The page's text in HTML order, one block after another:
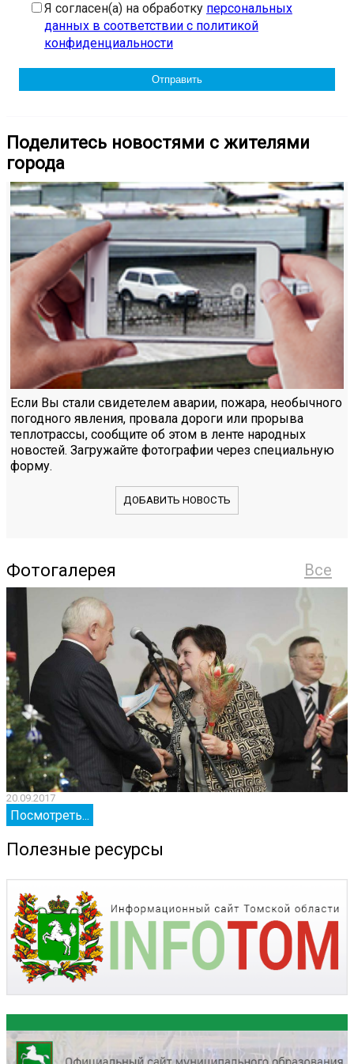
Я согласен(а) на обработку персональных
данных в соответствии с политикой
конфиденциальности
Поделитесь новостями с жителями
города
Если Вы стали свидетелем аварии, пожара, необычного
погодного явления, провала дороги или прорыва
теплотрассы, сообщите об этом в ленте народных
новостей. Загружайте фотографии через специальную
форму.
ДОБАВИТЬ НОВОСТЬ
Все
Фотогалерея
20.09.2017
Посмотреть...
Полезные ресурсы